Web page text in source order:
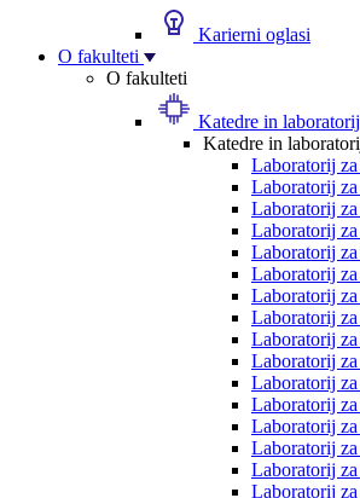
Karierni oglasi
O fakulteti
O fakulteti
Katedre in
Katedre in
Laboratorij
Laboratorij
Laboratorij
Laboratorij
Laboratorij za
Laboratorij za
Laboratorij
Laboratorij
Laboratorij
Laboratorij
Laboratorij
Laboratorij
Laboratorij
Laboratorij
Laboratorij
Laboratorij